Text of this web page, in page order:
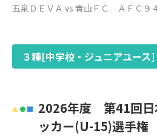
五泉ＤＥＶＡ vs 青山ＦＣ ＡＦＣ９
３種[中学校・ジュニアユース]
2026年度 第41回日
ッカー(U-15)選手